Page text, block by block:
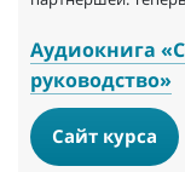
Аудиокнига
руководство»
Сайт курса